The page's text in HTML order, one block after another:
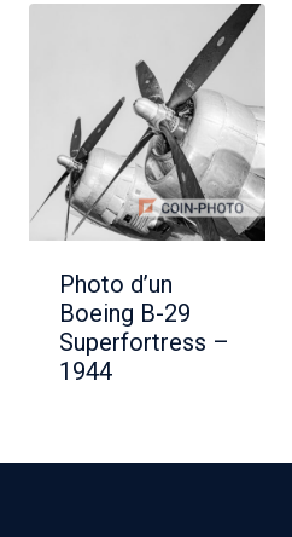
Photo d’un
Boeing B-29
Superfortress –
1944